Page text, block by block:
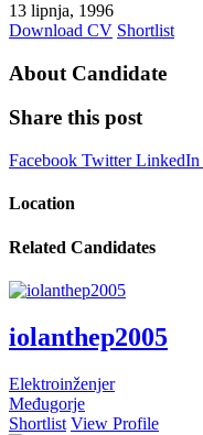
13 lipnja, 1996
Download CV Shortlist
About Candidate
Share this post
Facebook TwitterLinkedIn
Location
Related Candidates
iolanthep2005
Elektroinženjer
Međugorje
Shortlist View Profile